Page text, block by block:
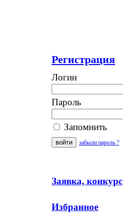
Регистрация
Логин
Пароль
Запомнить
забыли пароль ?
Заявка, конкурс
Избранное